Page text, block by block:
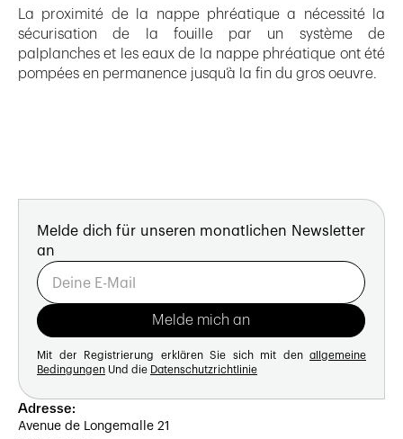
La proximité de la nappe phréatique a nécessité la
sécurisation de la fouille par un système de
palplanches et les eaux de la nappe phréatique ont été
pompées en permanence jusqu’à la fin du gros oeuvre.
Melde dich für unseren monatlichen Newsletter
an
Mit der Registrierung erklären Sie sich mit den allgemeine
Bedingungen Und die Datenschutzrichtlinie
Adresse:
Avenue de Longemalle 21